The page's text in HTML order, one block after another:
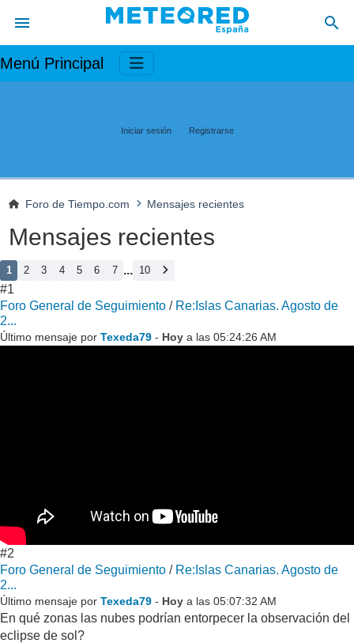
Menú Principal
Iniciar sesión Registrarse
Foro de Tiempo.com Mensajes recientes
Mensajes recientes
1 2 3 4 5 6 7 ... 10
#1
Foro General de Seguimiento / Re:Islas Canarias. Agosto de
2...
Último mensaje por Texeda79 - Hoy a las 05:24:26 AM
#2
Foro General de Seguimiento / Re:Islas Canarias. Agosto de
2...
Último mensaje por Texeda79 - Hoy a las 05:07:32 AM
En qué zonas las nubes podrían entorpecer la observación del
eclipse de sol?